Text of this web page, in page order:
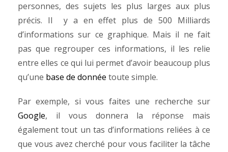
personnes, des sujets les plus larges aux plus
précis. Il y a en effet plus de 500 Milliards
d’informations sur ce graphique. Mais il ne fait
pas que regrouper ces informations, il les relie
entre elles ce qui lui permet d’avoir beaucoup plus
qu’une base de donnée toute simple.
Par exemple, si vous faites une recherche sur
Google, il vous donnera la réponse mais
également tout un tas d’informations reliées à ce
que vous avez cherché pour vous faciliter la tâche